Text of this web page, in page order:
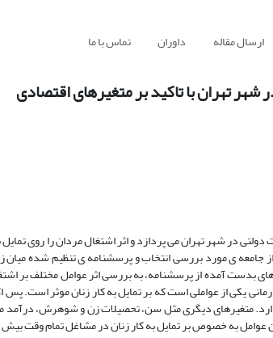
ارسال مقاله داوران تماس با ما
تهران با تاکید بر متغیرهای اقتصادی
در شهر تهران می پردازد و اثر اشتغال مردان را روی
به منظور انجام این بررسی در سال 1388 نمونه ای به حجم 500 نفر از جامعه ی مورد بررسی انتخاب و
بدست آمده از پرسشنامه، به بررسی اثر عوامل مختلف بر
یکی از عواملی است که بر تمایل به کار زنان موثر
متغیرهای دیگری مثل سن، تحصیلات زن و شوهرش، درآمد
عوامل به خصوص بر تمایل به کار زنان در مشاغل تمام وقت